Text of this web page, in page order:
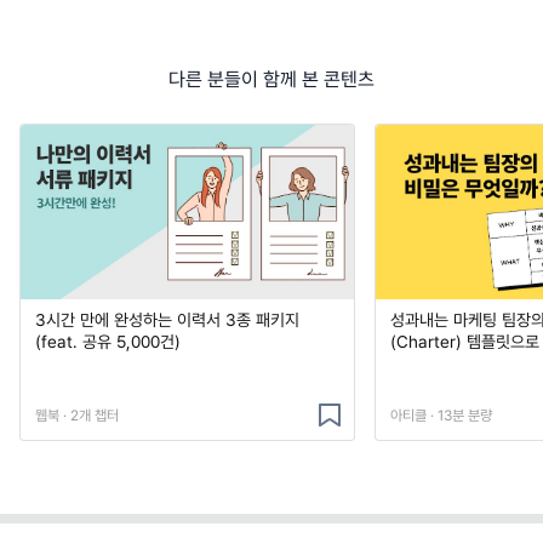
다른 분들이 함께 본 콘텐츠
3시간 만에 완성하는 이력서 3종 패키지
(feat. 공유 5,000건)
웹북 · 2개 챕터
성과내는 마케팅 팀장
(Charter) 템플릿으로
아티클 · 13분 분량